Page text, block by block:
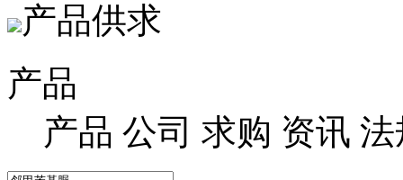
产品供求
产品
产品 公司 求购 资讯 法